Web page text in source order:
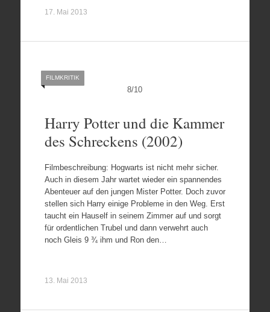
17. Mai 2013
8/10
FILMKRITIK
Harry Potter und die Kammer
des Schreckens (2002)
Filmbeschreibung: Hogwarts ist nicht mehr sicher.
Auch in diesem Jahr wartet wieder ein spannendes
Abenteuer auf den jungen Mister Potter. Doch zuvor
stellen sich Harry einige Probleme in den Weg. Erst
taucht ein Hauself in seinem Zimmer auf und sorgt
für ordentlichen Trubel und dann verwehrt auch
noch Gleis 9 ¾ ihm und Ron den…
13. Mai 2013